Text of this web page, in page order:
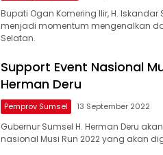
Bupati Ogan Komering Ilir, H.
menjadi momentum mengenalkan
Selatan.
Support Event Nasional
Herman Deru
Pemprov Sumsel 13 September 2022
Gubernur Sumsel H. Herman Deru
nasional Musi Run 2022 yang akan